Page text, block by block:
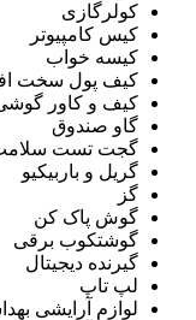
کولرگازی
کیس کامپیوتر
کیسه خواب
کیف پول سخت
کیف و کاور
گاو صندوق
گجت تست
گریل و باربیکیو
گز
گوش پاک کن
گوشتکوب برقی
گیرنده دیجیتال
لپ تاپ
لوازم آرایشی